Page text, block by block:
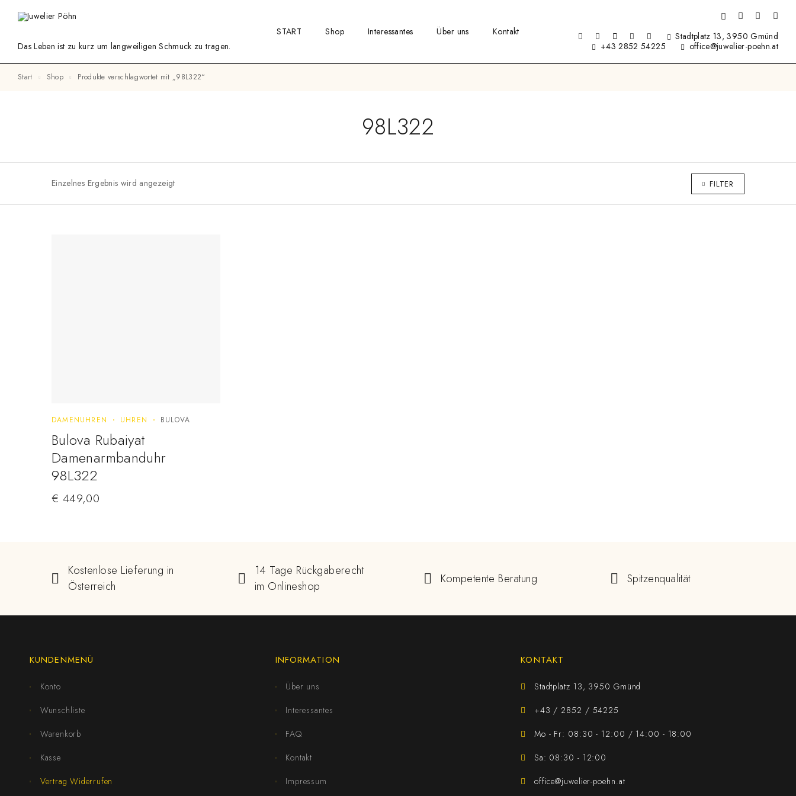
Das Leben ist zu kurz um langweiligen Schmuck zu tragen.
START Shop Interessantes Über uns Kontakt
Stadtplatz 13, 3950 Gmünd
+43 2852 54225
office@juwelier-poehn.at
Start Shop Produkte verschlagwortet mit „98L322“
98L322
Einzelnes Ergebnis wird angezeigt FILTER
DAMENUHREN UHREN BULOVA
Bulova Rubaiyat
Damenarmbanduhr
98L322
€ 449,00
Kostenlose Lieferung in
Österreich
14 Tage Rückgaberecht
im Onlineshop
Kompetente Beratung Spitzenqualität
KUNDENMENÜ
Konto
Wunschliste
Warenkorb
Kasse
Vertrag Widerrufen
INFORMATION
Über uns
Interessantes
FAQ
Kontakt
Impressum
KONTAKT
Stadtplatz 13, 3950 Gmünd
+43 / 2852 / 54225
Mo - Fr: 08:30 - 12:00 / 14:00 - 18:00
Sa: 08:30 - 12:00
office@juwelier-poehn.at